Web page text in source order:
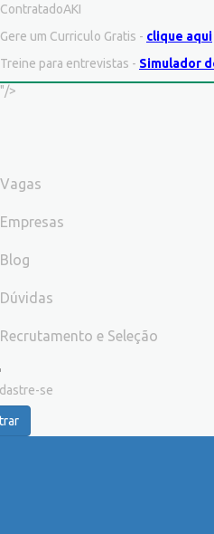
ContratadoAKI
Gere um Curriculo Gratis - clique aqui
Treine para entrevistas - Simulador
"/>
Vagas
Empresas
Blog
Dúvidas
Recrutamento e Seleção
se